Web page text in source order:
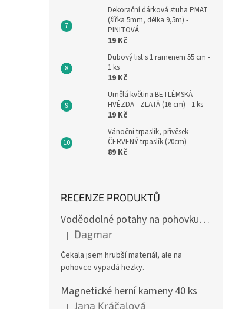
Dekorační dárková stuha PMAT
(šířka 5mm, délka 9,5m) -
PINITOVÁ
19 Kč
Dubový list s 1 ramenem 55 cm -
1 ks
19 Kč
Umělá květina BETLÉMSKÁ
HVĚZDA - ZLATÁ (16 cm) - 1 ks
19 Kč
Vánoční trpaslík, přívěsek
ČERVENÝ trpaslík (20cm)
89 Kč
RECENZE PRODUKTŮ
Voděodolné potahy na pohovku se vzorem
Hodnocení produktu je 4 z 5 hvězdiček.
| Dagmar
Čekala jsem hrubší materiál, ale na
pohovce vypadá hezky.
Magnetické herní kameny 40 ks
Jana Kráčalová